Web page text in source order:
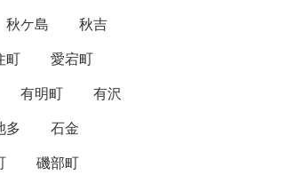
秋ケ島
秋吉
町
愛宕町
有明町
有沢
多
石金
磯部町